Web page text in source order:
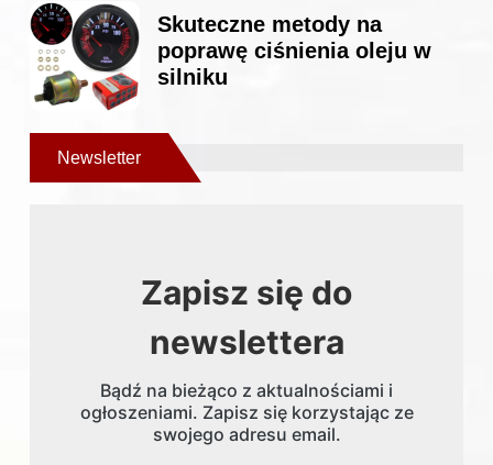
Skuteczne metody na
poprawę ciśnienia oleju w
silniku
Newsletter
Zapisz się do
newslettera
Bądź na bieżąco z aktualnościami i
ogłoszeniami. Zapisz się korzystając ze
swojego adresu email.